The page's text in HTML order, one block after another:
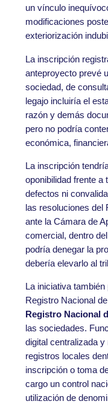
un vínculo
modificaciones
exteriorización
La inscripción
anteproyecto prevé
sociedad, de
legajo incluiría el
razón y demás
pero no podría
económica,
La inscripción
oponibilidad frente a
defectos ni
las resoluciones del
ante la Cámara de
comercial, dentro
podría denegar la
debería elevarlo al
La iniciativa
Registro Nacional
Registro Nacional
las sociedades.
digital centralizada
registros locales
inscripción o toma
cargo un control
utilización de